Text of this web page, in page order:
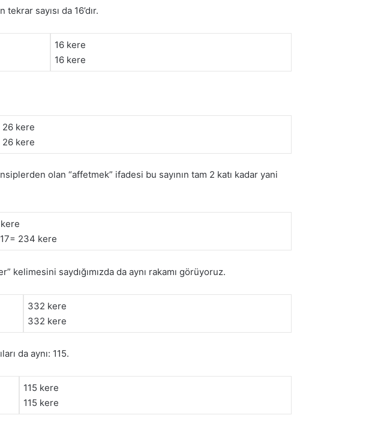
sayısı da 16’dır.
16 kere
16 kere
26 kere
26 kere
olan “affetmek” ifadesi bu sayının tam 2 katı kadar yani
234 kere
kelimesini saydığımızda da aynı rakamı görüyoruz.
332 kere
332 kere
da aynı: 115.
115 kere
115 kere